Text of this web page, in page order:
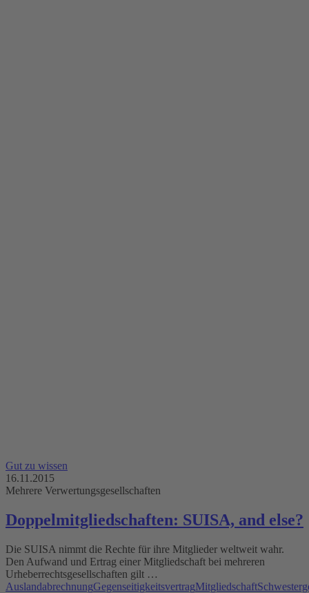
Gut zu wissen
16.11.2015
Mehrere Verwertungsgesellschaften
Doppelmitgliedschaften: SUISA, and else?
Die SUISA nimmt die Rechte für ihre Mitglieder weltweit wahr.
Den Aufwand und Ertrag einer Mitgliedschaft bei mehreren
Urheberrechtsgesellschaften gilt …
AuslandabrechnungGegenseitigkeitsvertragMitgliedschaft